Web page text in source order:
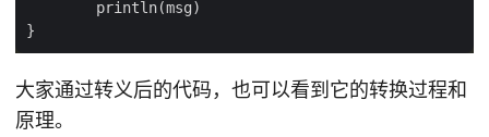
大家通过转义后的代码，也可以看到它的转换过程和
原理。